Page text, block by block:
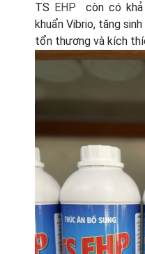
TS EHP còn có
khuẩn Vibrio, tăng
tổn thương và kích